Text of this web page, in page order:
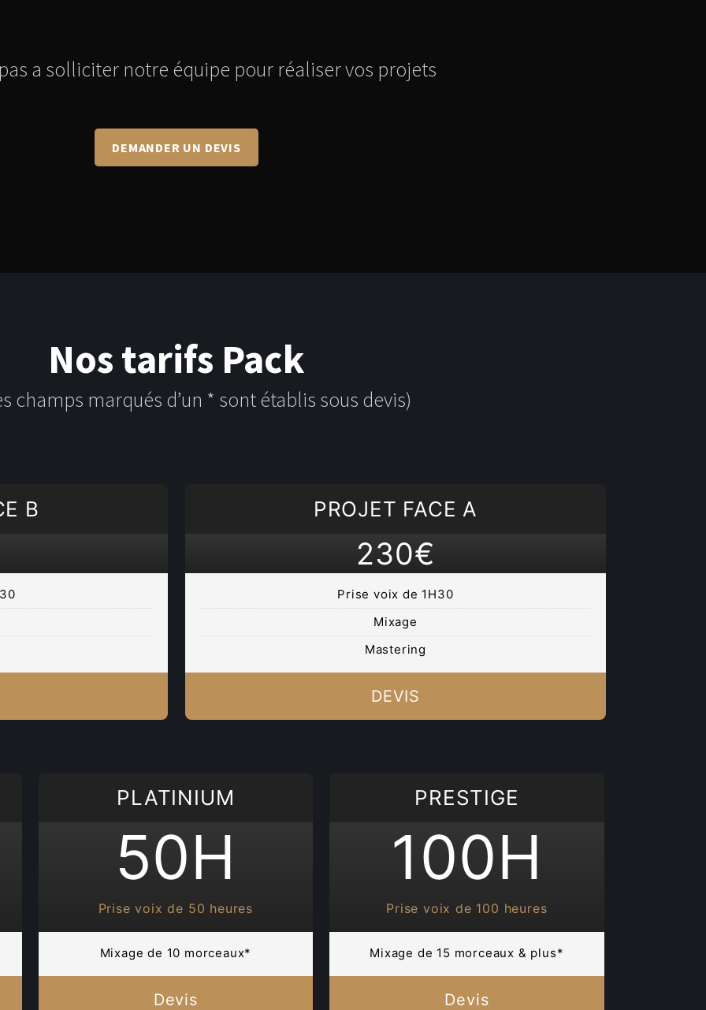
a solliciter notre équipe pour réaliser vos projets
DEMANDER UN DEVIS
Nos tarifs Pack
champs marqués d’un * sont établis sous devis)
B PROJET FACE A
230€
Prise voix de 1H30
Mixage
Mastering
DEVIS
PLATINIUM
50H
Prise voix de 50 heures
Mixage de 10 morceaux*
Devis
PRESTIGE
100H
Prise voix de 100 heures
Mixage de 15 morceaux & plus*
Devis